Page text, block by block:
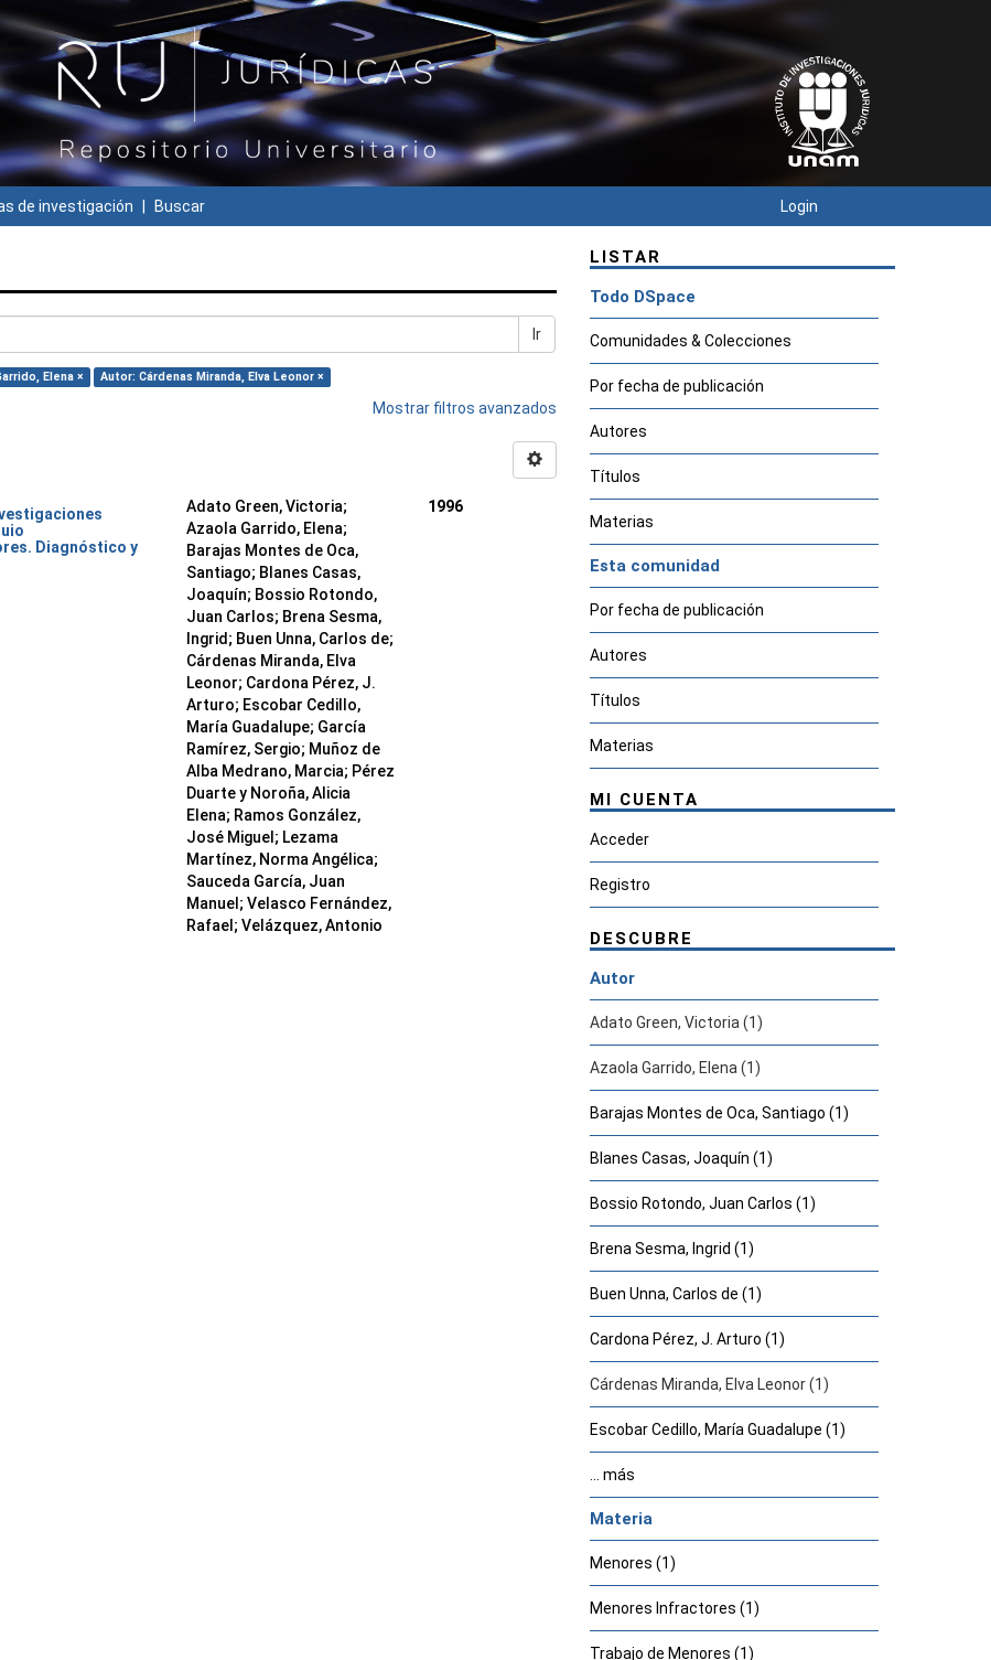
de investigación Buscar Login
Ir
Elena × Autor: Cárdenas Miranda, Elva Leonor ×
Mostrar filtros avanzados
Diagnóstico y
Adato Green, Victoria;
Azaola Garrido, Elena;
Barajas Montes de Oca,
Santiago; Blanes Casas,
Joaquín; Bossio Rotondo,
Juan Carlos; Brena Sesma,
Ingrid; Buen Unna, Carlos de;
Cárdenas Miranda, Elva
Leonor; Cardona Pérez, J.
Arturo; Escobar Cedillo,
María Guadalupe; García
Ramírez, Sergio; Muñoz de
Alba Medrano, Marcia; Pérez
Duarte y Noroña, Alicia
Elena; Ramos González,
José Miguel; Lezama
Martínez, Norma Angélica;
Sauceda García, Juan
Manuel; Velasco Fernández,
Rafael; Velázquez, Antonio
1996
LISTAR
Todo DSpace
Comunidades & Colecciones
Por fecha de publicación
Autores
Títulos
Materias
Esta comunidad
Por fecha de publicación
Autores
Títulos
Materias
MI CUENTA
Acceder
Registro
DESCUBRE
Autor
Adato Green, Victoria (1)
Azaola Garrido, Elena (1)
Barajas Montes de Oca, Santiago (1)
Blanes Casas, Joaquín (1)
Bossio Rotondo, Juan Carlos (1)
Brena Sesma, Ingrid (1)
Buen Unna, Carlos de (1)
Cardona Pérez, J. Arturo (1)
Cárdenas Miranda, Elva Leonor (1)
Escobar Cedillo, María Guadalupe (1)
... más
Materia
Menores (1)
Menores Infractores (1)
Trabajo de Menores (1)